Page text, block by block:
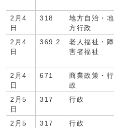
2月4
日
318
地方自治・地
方行政
2月4
日
369.2
老人福祉・障
害者福祉
2月4
日
671
商業政策・行
政
2月5
日
317 行政
2月5
317 行政